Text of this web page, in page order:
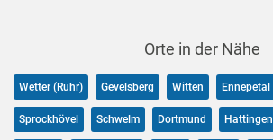
Orte in der Nähe
Wetter (Ruhr) Gevelsberg Witten Ennepetal
Sprockhövel Schwelm Dortmund Hattingen